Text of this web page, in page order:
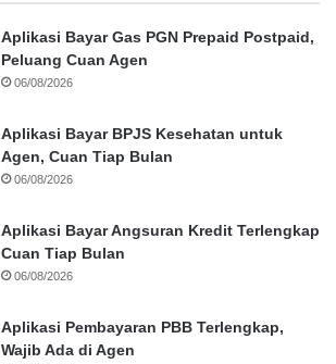
Aplikasi Bayar Gas PGN Prepaid Postpaid,
Peluang Cuan Agen
06/08/2026
Aplikasi Bayar BPJS Kesehatan untuk
Agen, Cuan Tiap Bulan
06/08/2026
Aplikasi Bayar Angsuran Kredit Terlengkap
Cuan Tiap Bulan
06/08/2026
Aplikasi Pembayaran PBB Terlengkap,
Wajib Ada di Agen